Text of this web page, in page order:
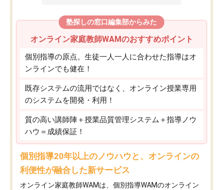
塾探しの窓口編集部からみた
オンライン家庭教師WAMのおすすめポイント
個別指導の原点。生徒一人一人に合わせた指導はオ
ンラインでも健在！
既存システムの流用ではなく、オンライン授業専用
のシステムを開発・利用！
質の高い講師陣＋授業品質管理システム＋指導ノウ
ハウ＝成績保証！
個別指導20年以上のノウハウと、オンラインの
利便性が融合した新サービス
オンライン家庭教師WAMは、個別指導WAMのオンライン